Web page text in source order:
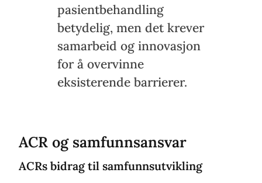
pasientbehandling
betydelig, men det krever
samarbeid og innovasjon
for å overvinne
eksisterende barrierer.
ACR og samfunnsansvar
ACRs bidrag til samfunnsutvikling